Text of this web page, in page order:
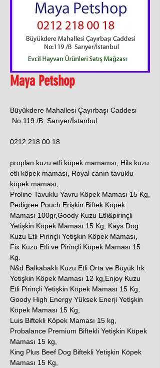
Maya Petshop
Büyükdere Mahallesi Çayırbaşı Caddesi
No:119 /B Sarıyer/İstanbul
0212 218 00 18
proplan kuzu etli köpek mamamsı, Hils kuzu
etli köpek maması, Royal canın tavuklu
köpek maması,
Proline Tavuklu Yavru Köpek Maması 15 Kg,
Pedigree Pouch Erişkin Biftek Köpek
Maması 100gr,Goody Kuzu Etli&pirinçli
Yetişkin Köpek Maması 15 Kg, Kays Dog
Kuzu Etli Pirinçli Yetişkin Köpek Maması,
Fix Kuzu Etli ve Pirinçli Köpek Maması 15
Kg.
N&d Balkabaklı Kuzu Etli Orta ve Büyük Irk
Yetişkin Köpek Maması 12 kg,Enjoy Kuzu
Etli Pirinçli Yetişkin Köpek Maması 15 Kg,
Goody High Energy Yüksek Enerji Yetişkin
Köpek Maması 15 Kg,
Luis Biftekli Köpek Maması 15 kg,
Probalance Premium Biftekli Yetişkin Köpek
Maması 15 kg,
King Plus Beef Dog Biftekli Yetişkin Köpek
Maması 15 Kg,